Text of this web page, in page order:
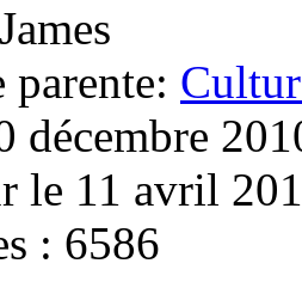
James
parente:
décembre
le 11 avril
: 6586